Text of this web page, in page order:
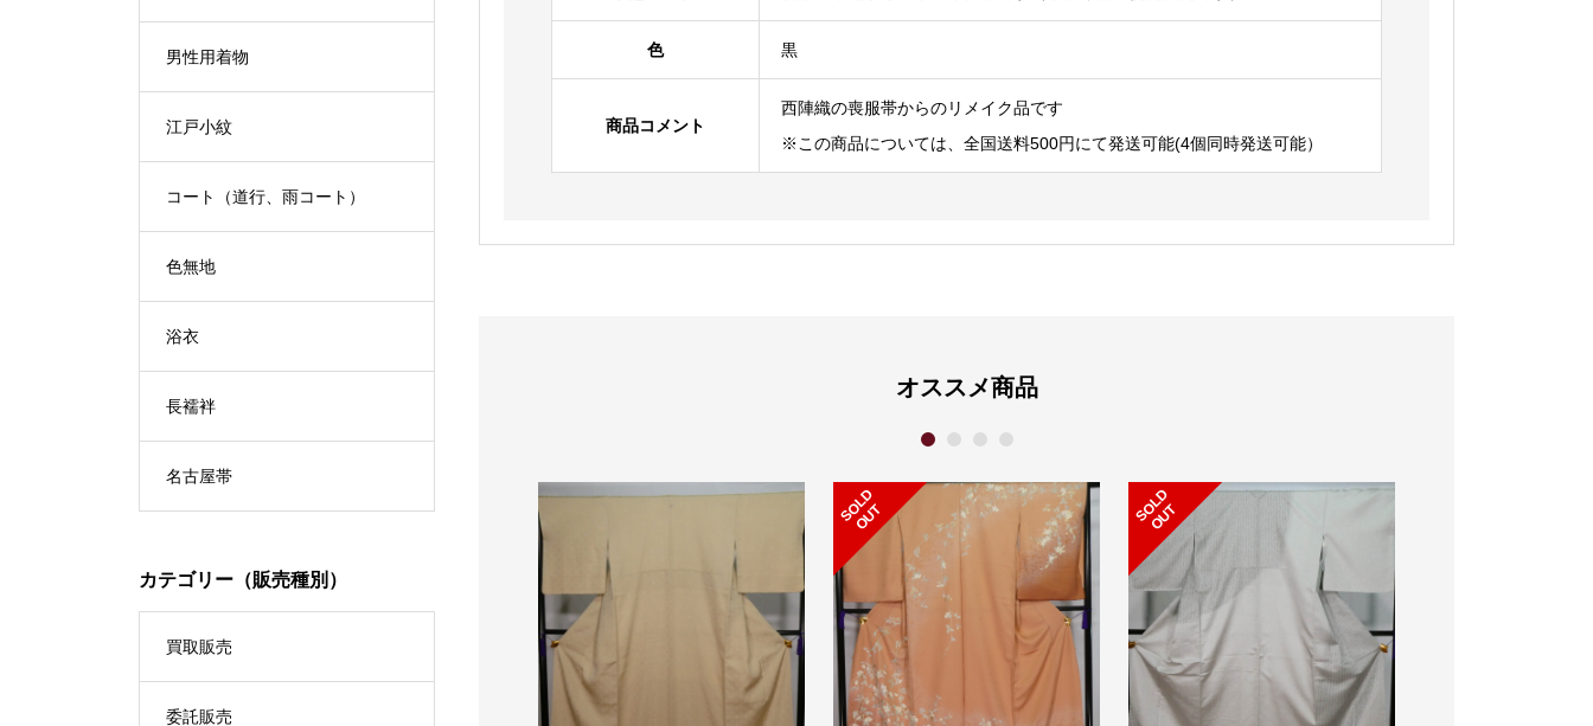
色 黒
商品コメント
西陣織の喪服帯からのリメイク品です
※この商品については、全国送料500円にて発送可能(4個同時発送可能）
オススメ商品
S
O
L
D
O
U
T S
O
L
D
O
U
T
1 2 3 4
男性用着物
江戸小紋
コート（道行、雨コート）
色無地
浴衣
長襦袢
名古屋帯
カテゴリー（販売種別）
買取販売
委託販売